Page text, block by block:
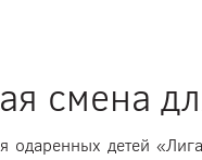
смена
одаренных детей